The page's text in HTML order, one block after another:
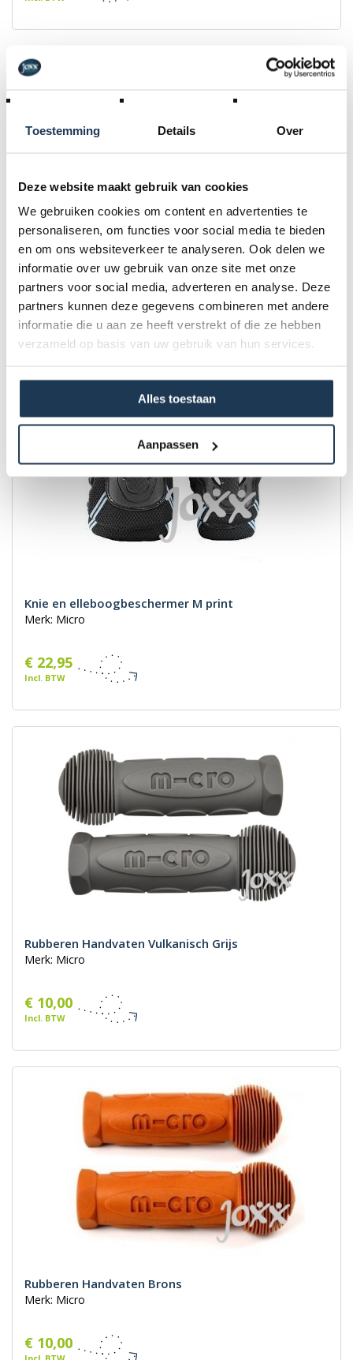
Toestemming Details Over
Deze website maakt gebruik van cookies
We gebruiken cookies om content en advertenties te
personaliseren, om functies voor social media te bieden
en om ons websiteverkeer te analyseren. Ook delen we
informatie over uw gebruik van onze site met onze
partners voor social media, adverteren en analyse. Deze
partners kunnen deze gegevens combineren met andere
informatie die u aan ze heeft verstrekt of die ze hebben
verzameld op basis van uw gebruik van hun services.
Alles toestaan
Aanpassen
Knie en elleboogbeschermer S print
€ 22,95
Knie en elleboogbeschermer M print
Merk: Micro
€ 22,95
Incl. BTW
Rubberen Handvaten Vulkanisch Grijs
Merk: Micro
€ 10,00
Incl. BTW
Rubberen Handvaten Brons
Merk: Micro
€ 10,00